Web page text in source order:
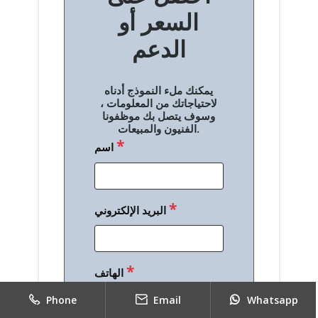
السعر أو
الدعم
يمكنك ملء النموذج أدناه
لاحتياجاتك من المعلومات ،
وسوف يتصل بك موظفونا
الفنيون والمبيعات.
اسم*
البريد الإلكتروني*
الهاتف*
Phone Email Whatsapp